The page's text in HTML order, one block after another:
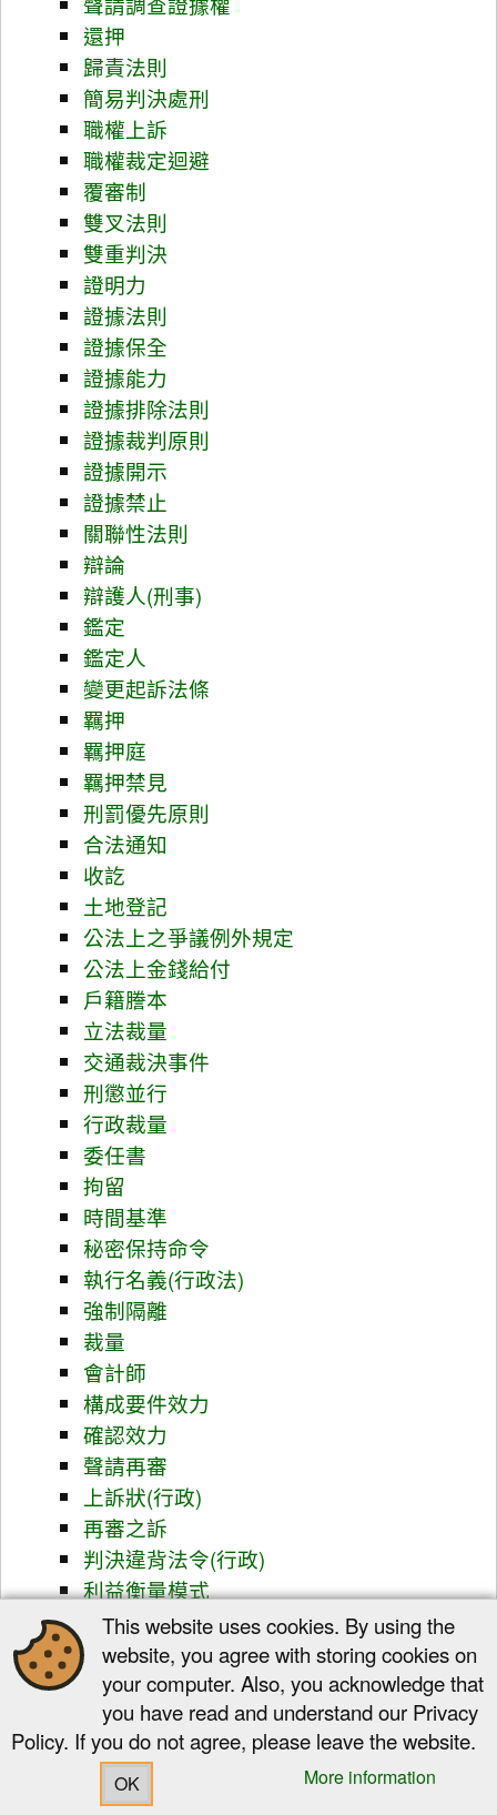
還押
歸責法則
簡易判決處刑
職權上訴
職權裁定迴避
覆審制
雙叉法則
雙重判決
證明力
證據法則
證據保全
證據能力
證據排除法則
證據裁判原則
證據開示
證據禁止
關聯性法則
辯論
辯護人(刑事)
鑑定
鑑定人
變更起訴法條
羈押
羈押庭
羈押禁見
刑罰優先原則
合法通知
收訖
土地登記
公法上之爭議例外規定
公法上金錢給付
戶籍謄本
立法裁量
交通裁決事件
刑懲並行
行政裁量
委任書
拘留
時間基準
秘密保持命令
執行名義(行政法)
強制隔離
裁量
會計師
構成要件效力
確認效力
聲請再審
上訴狀(行政)
再審之訴
判決違背法令(行政)
利益衡量模式
抗告(行訴)
抗告法院
送達(行訴)
送達證書
假處分(行政訴訟)
停止執行程序
略式審查
This website uses cookies. By using the
website, you agree with storing cookies on
your computer. Also, you acknowledge that
you have read and understand our Privacy
Policy. If you do not agree, please leave the website.
OK More information